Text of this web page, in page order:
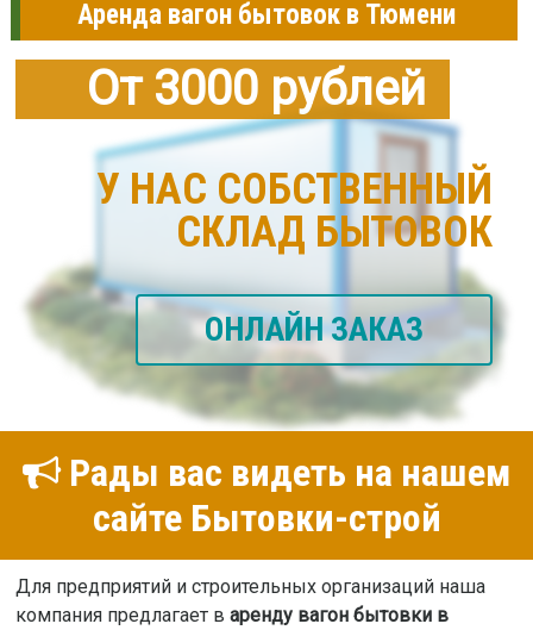
Аренда вагон бытовок в Тюмени
От 3000 рублей
У НАС СОБСТВЕННЫЙ
СКЛАД БЫТОВОК
ОНЛАЙН ЗАКАЗ
Рады вас видеть на нашем
сайте Бытовки-строй
Для предприятий и строительных организаций наша
компания предлагает в аренду вагон бытовки в